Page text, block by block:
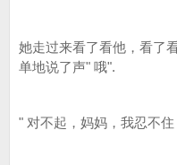
她走过来看了看他，看了
单地说了声" 哦".
" 对不起，妈妈，我忍不